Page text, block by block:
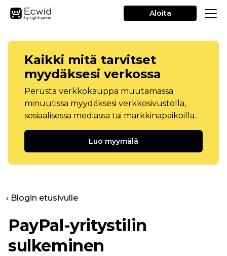
Aloita
Kaikki mitä tarvitset
myydäksesi verkossa
Perusta verkkokauppa muutamassa
minuutissa myydäksesi verkkosivustolla,
sosiaalisessa mediassa tai markkinapaikoilla.
Luo myymälä
‹ Blogin etusivulle
PayPal-yritystilin
sulkeminen